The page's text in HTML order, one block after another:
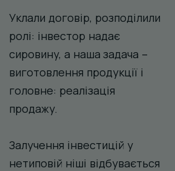
Уклали договір, розподілили
ролі: інвестор надає
сировину, а наша задача –
виготовлення продукції і
головне: реалізація
продажу.
Залучення інвестицій у
нетиповій ніші відбувається